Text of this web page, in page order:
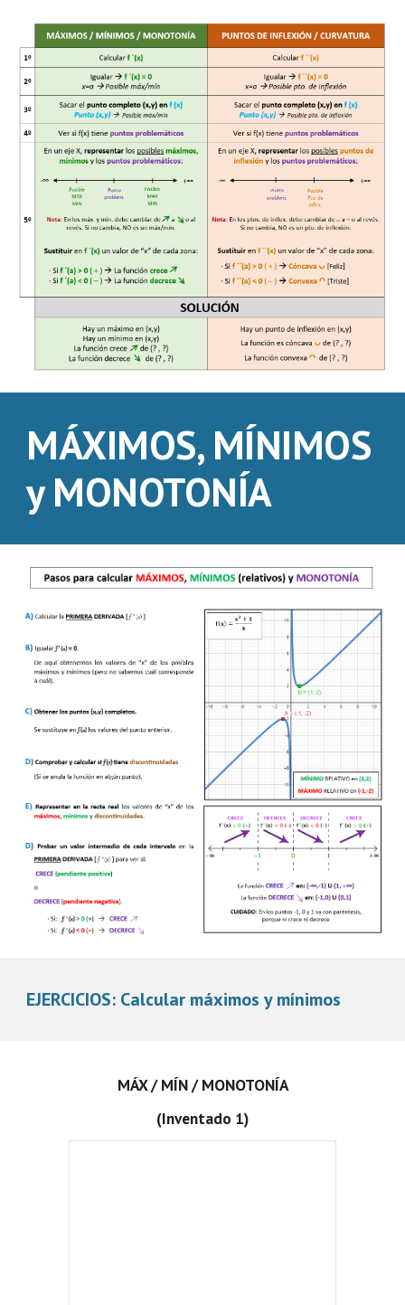
MÁXIMOS, MÍNIMOS
y MONOTONÍA
EJERCICIOS: Calcular máximos y mínimos
MÁX / MÍN / MONOTONÍA
(Inventado 1)